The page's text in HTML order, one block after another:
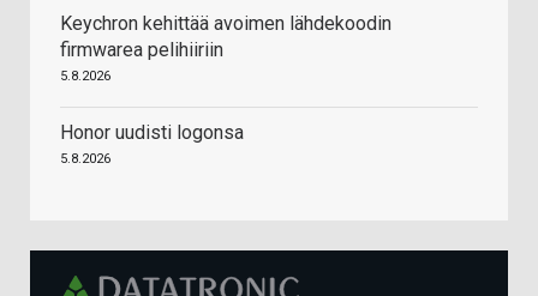
Keychron kehittää avoimen lähdekoodin
firmwarea pelihiiriin
5.8.2026
Honor uudisti logonsa
5.8.2026